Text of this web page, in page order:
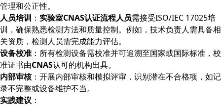
管理和公正性。
人员培训 ： 实验室CNAS认证流程人员需接受ISO/IEC 17025培
训，确保熟悉检测方法和质量控制。例如，技术负责人需具备相
关资质，检测人员需完成能力评估。
设备校准 ：所有检测设备需校准并可追溯至国家或国际标准，校
准证书由CNAS认可的机构出具。
内部审核：开展内部审核和模拟评审，识别潜在不合格项，如记
录不完整或设备维护不当。
实践建议 ：